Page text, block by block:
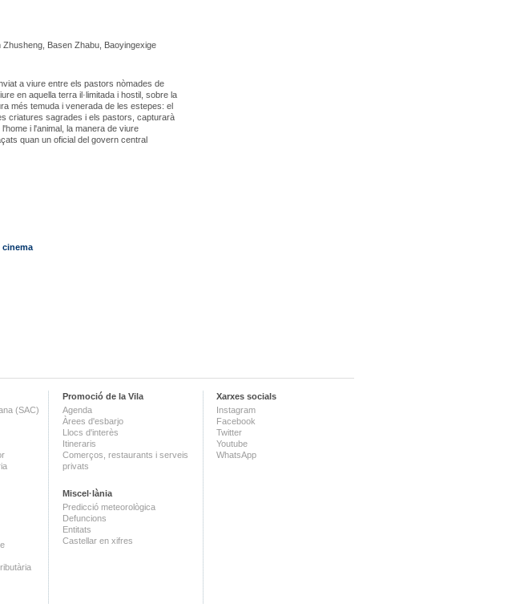
Basen Zhabu, Baoyingexige
a viure entre els pastors nòmades de
en aquella terra il·limitada i hostil, sobre la
més temuda i venerada de les estepes: el
criatures sagrades i els pastors, capturarà
i l'animal, la manera de viure
quan un oficial del govern central
cinema
(SAC)
Promoció de la Vila
Agenda
Àrees d'esbarjo
Llocs d'interès
Itineraris
Comerços, restaurants i serveis
privats
Miscel·lània
Predicció meteorològica
Defuncions
Entitats
Castellar en xifres
Xarxes socials
Instagram
Facebook
Twitter
Youtube
WhatsApp